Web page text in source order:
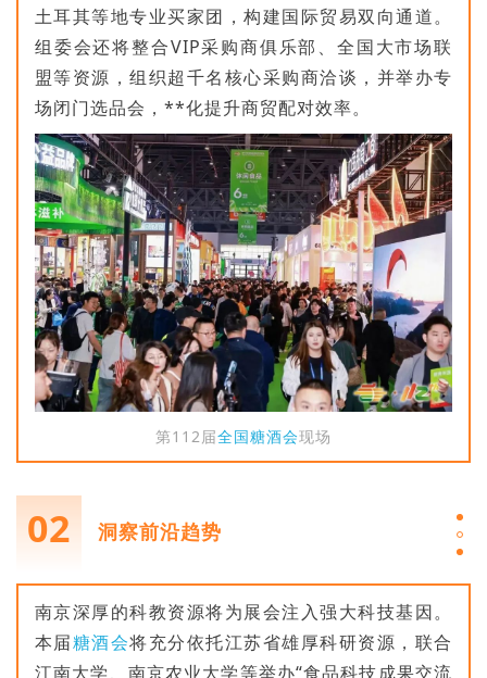
土耳其等地专业买家团，构建国际贸易双向通道。
组委会还将整合VIP采购商俱乐部、全国大市场联
盟等资源，组织超千名核心采购商洽谈，并举办专
场闭门选品会，**化提升商贸配对效率。
第112届全国糖酒会现场
02 洞察前沿趋势
南京深厚的科教资源将为展会注入强大科技基因。
本届糖酒会将充分依托江苏省雄厚科研资源，联合
江南大学、南京农业大学等举办“食品科技成果交流